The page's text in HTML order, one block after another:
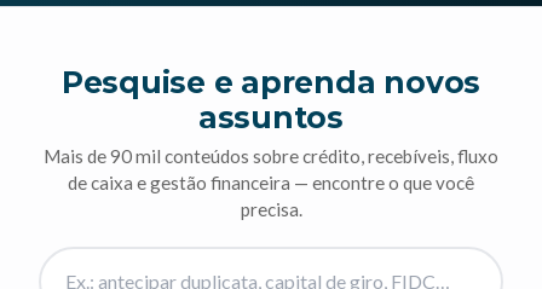
Pesquise e aprenda novos
assuntos
Mais de 90 mil conteúdos sobre crédito, recebíveis, fluxo
de caixa e gestão financeira — encontre o que você
precisa.